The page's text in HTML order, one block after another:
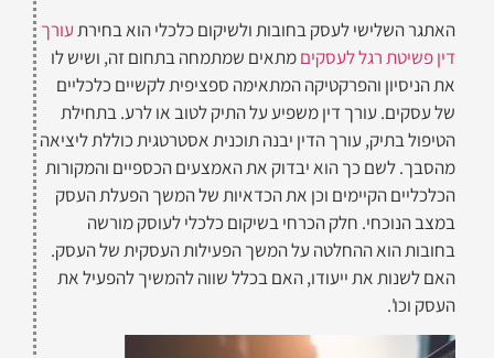
האתגר השלישי לעסק בחובות ולשיקום כלכלי הוא בחירתעורך
דין פשיטת רגל לעסקיםמתאים שמתמחה בתחום זה, ושיש לו
את הניסיון והפרקטיקה המתאימה ספציפית לקשיים כלכליים
של עסקים. עורך דין משפיע על התיק לטוב או לרע. בתחילת
הטיפול בתיק, עורך הדין יבנה תוכנית אסטרטגית כוללת ליציאה
מהסבך. לשם כך הוא יבדוק את האמצעים הכספיים והמקורות
הכלכליים הקיימים וכן את הכדאיות של המשך הפעלת העסק
במצב הנוכחי. חלק הכרחי בשיקום כלכלי לעוסק מורשה
בחובות הוא ההחלטה על המשך הפעילות העסקית של העסק.
האם לשנות את ייעודו, האם בכלל שווה להמשיך להפעיל את
העסק וכו'.